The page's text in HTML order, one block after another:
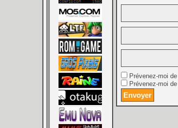
Prévenez-moi
Prévenez-moi